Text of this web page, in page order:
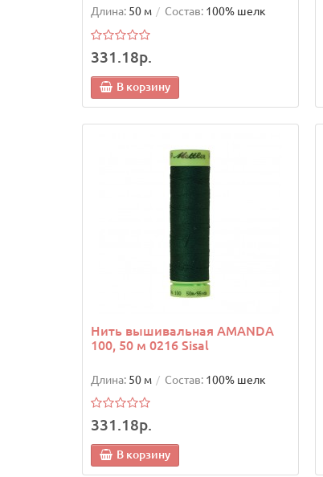
Длина: 50 м Состав: 100% шелк
331.18р.
В корзину
Нить вышивальная AMANDA
100, 50 м 0216 Sisal
Длина: 50 м Состав: 100% шелк
331.18р.
В корзину